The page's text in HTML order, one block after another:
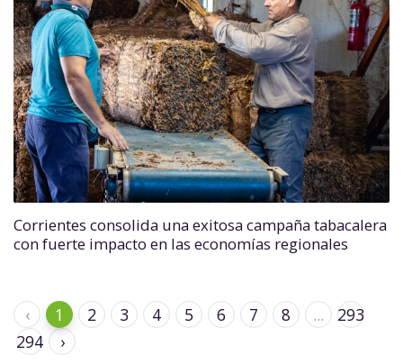
Corrientes consolida una exitosa campaña tabacalera
con fuerte impacto en las economías regionales
‹ 1 2 3 4 5 6 7 8 ...
293
294
›